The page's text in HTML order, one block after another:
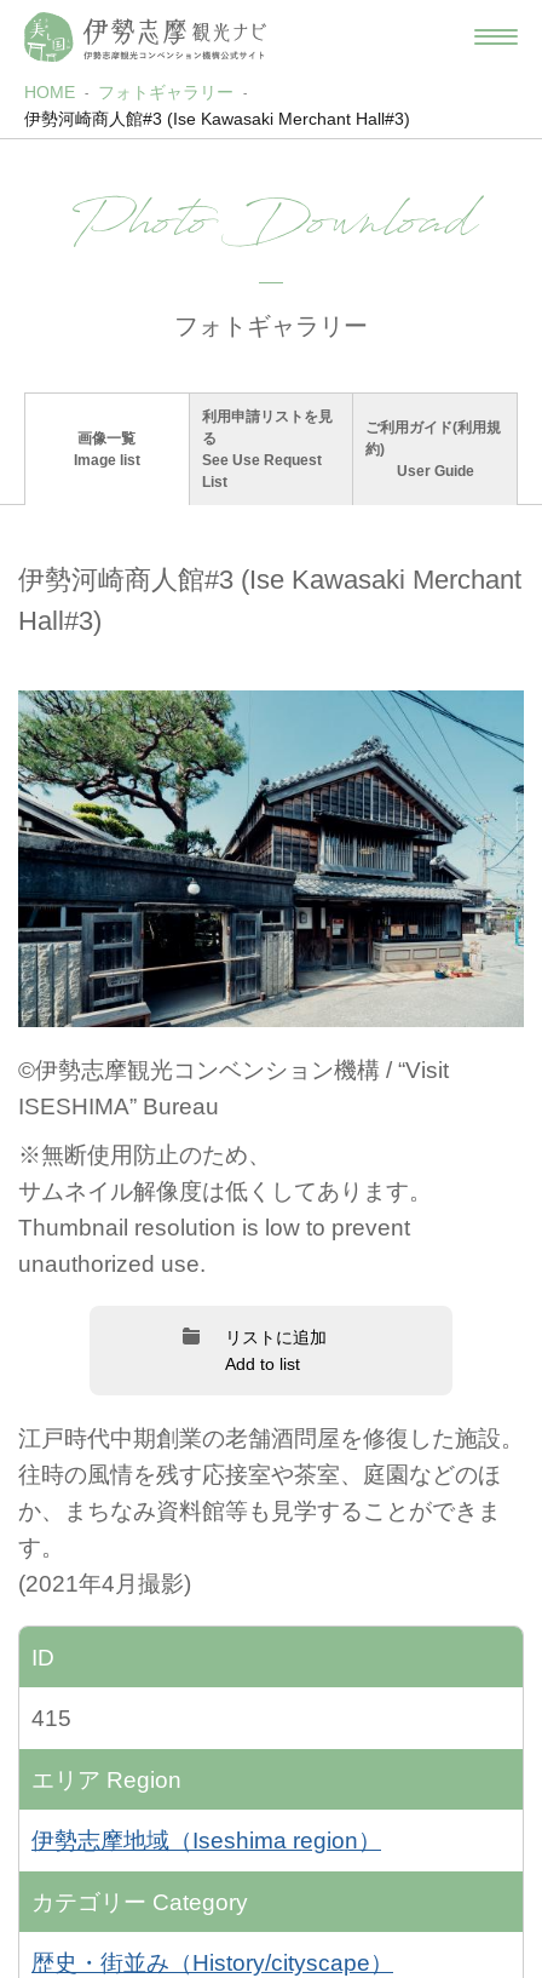
HOME
フォトギャラリー
伊勢河崎商人館#3 (Ise Kawasaki Merchant Hall#3)
Photo Download
フォトギャラリー
画像一覧
Image list
利用申請リストを見
る
See Use Request
List
ご利用ガイド(利用規
約)
User Guide
伊勢河崎商人館#3 (Ise Kawasaki Merchant
Hall#3)
©伊勢志摩観光コンベンション機構 / “Visit
ISESHIMA” Bureau
※無断使用防止のため、
サムネイル解像度は低くしてあります。
Thumbnail resolution is low to prevent
unauthorized use.
リストに追加
Add to list
江戸時代中期創業の老舗酒問屋を修復した施設。
往時の風情を残す応接室や茶室、庭園などのほ
か、まちなみ資料館等も見学することができま
す。
(2021年4月撮影)
ID
415
エリア Region
伊勢志摩地域（Iseshima region）
カテゴリー Category
歴史・街並み（History/cityscape）